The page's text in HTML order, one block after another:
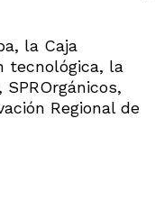
la Caja
tecnológica, la
Regional de